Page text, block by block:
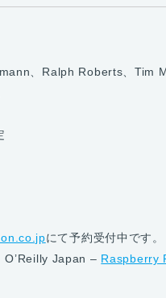
、Ralph Roberts、
にて予約受付中です。
Japan – Raspberry